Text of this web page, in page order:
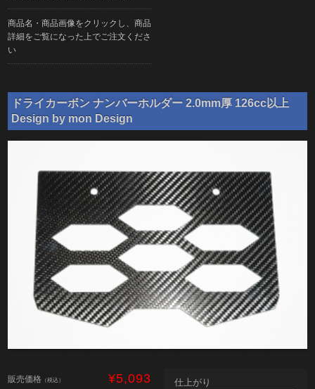
商品名・商品画像をクリックし、商品
詳細をご覧になった上でご注文くださ
い
ドライカーボン ナンバーホルダー 2.0mm厚 126cc以上
Design by mon Design
販売価格 （税込） ¥5,093 仕上がり